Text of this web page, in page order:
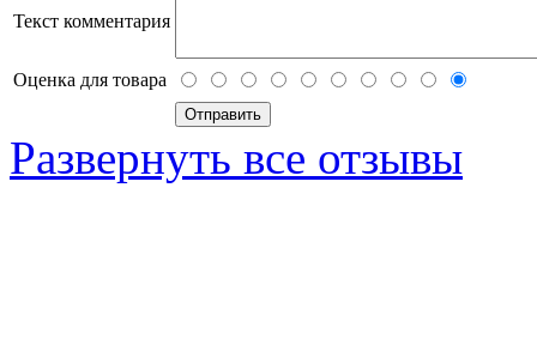
Текст комментария
Оценка для товара
Развернуть все отзывы